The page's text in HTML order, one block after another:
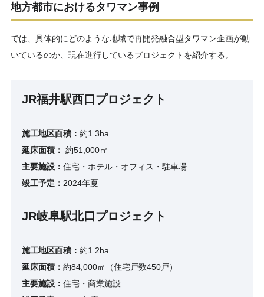
地方都市におけるタワマン事例
では、具体的にどのような地域で再開発融合型タワマン企画が動
いているのか、現在進行しているプロジェクトを紹介する。
JR福井駅西口プロジェクト
施工地区面積： 約1.3ha
延床面積： 約51,000㎡
主要施設： 住宅・ホテル・オフィス・駐車場
竣工予定： 2024年夏
JR岐阜駅北口プロジェクト
施工地区面積： 約1.2ha
延床面積： 約84,000㎡（住宅戸数450戸）
主要施設： 住宅・商業施設